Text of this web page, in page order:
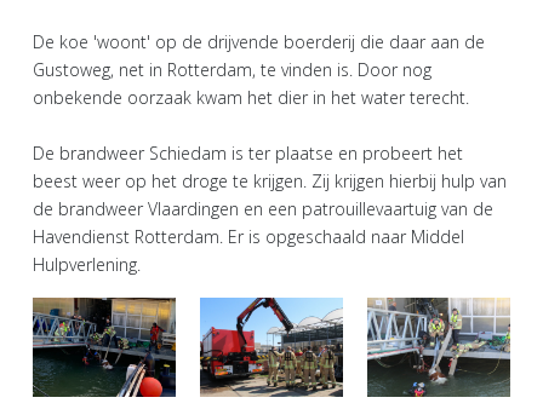
De koe 'woont' op de drijvende boerderij die daar aan de
Gustoweg, net in Rotterdam, te vinden is. Door nog
onbekende oorzaak kwam het dier in het water terecht.
De brandweer Schiedam is ter plaatse en probeert het
beest weer op het droge te krijgen. Zij krijgen hierbij hulp van
de brandweer Vlaardingen en een patrouillevaartuig van de
Havendienst Rotterdam. Er is opgeschaald naar Middel
Hulpverlening.